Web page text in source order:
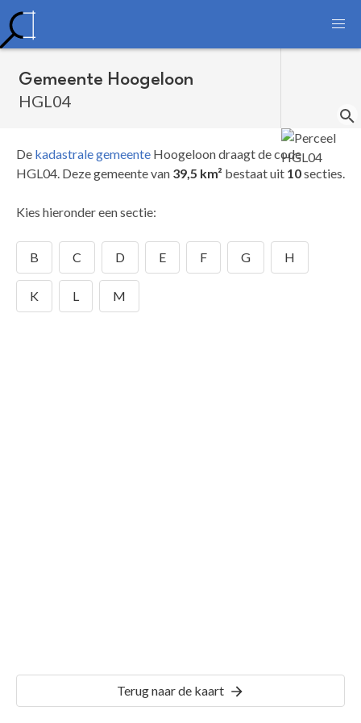
Gemeente Hoogeloon
HGL04
De kadastrale gemeente Hoogeloon draagt de code
HGL04. Deze gemeente van 39,5 km² bestaat uit 10secties.
Kies hieronder een sectie:
B C D E F G H
K L M
Terug naar de kaart
HGL04